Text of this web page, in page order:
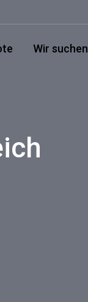
Wir suchen